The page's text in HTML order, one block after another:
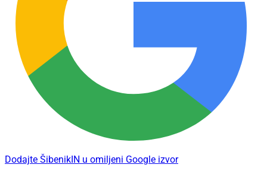
Dodajte ŠibenikIN u omiljeni Google izvor